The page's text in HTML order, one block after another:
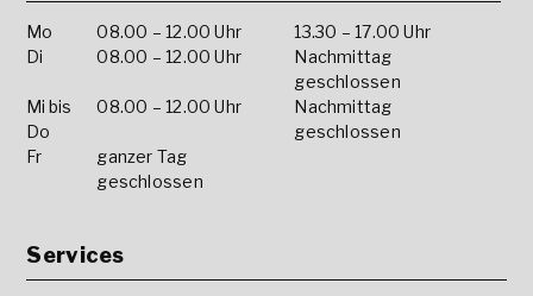
Mo 08.00 – 12.00 Uhr
13.30 – 17.00 Uhr
Di
08.00 – 12.00 Uhr
Nachmittag
geschlossen
Mi bis
Do
08.00 – 12.00 Uhr
Nachmittag
geschlossen
Fr
ganzer Tag
geschlossen
Services